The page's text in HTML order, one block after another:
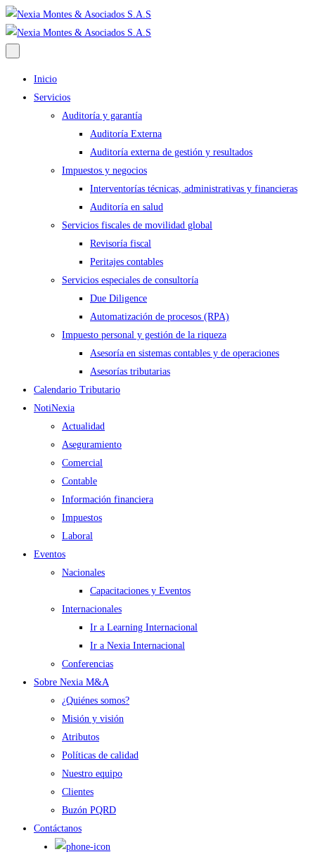
Inicio
Servicios
Auditoría y garantía
Auditoría Externa
Auditoría externa de gestión y resultados
Impuestos y negocios
Interventorías técnicas, administrativas y financieras
Auditoría en salud
Servicios fiscales de movilidad global
Revisoría fiscal
Peritajes contables
Servicios especiales de consultoría
Due Diligence
Automatización de procesos (RPA)
Impuesto personal y gestión de la riqueza
Asesoría en sistemas contables y de operaciones
Asesorías tributarias
Calendario Tributario
NotiNexia
Actualidad
Aseguramiento
Comercial
Contable
Información financiera
Impuestos
Laboral
Eventos
Nacionales
Capacitaciones y Eventos
Internacionales
Ir a Learning Internacional
Ir a Nexia Internacional
Conferencias
Sobre Nexia M&A
¿Quiénes somos?
Misión y visión
Atributos
Políticas de calidad
Nuestro equipo
Clientes
Buzón PQRD
Contáctanos